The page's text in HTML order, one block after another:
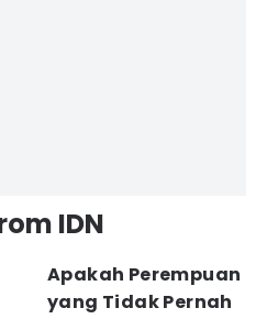
IDN
Apakah Perempuan
yang Tidak Pernah